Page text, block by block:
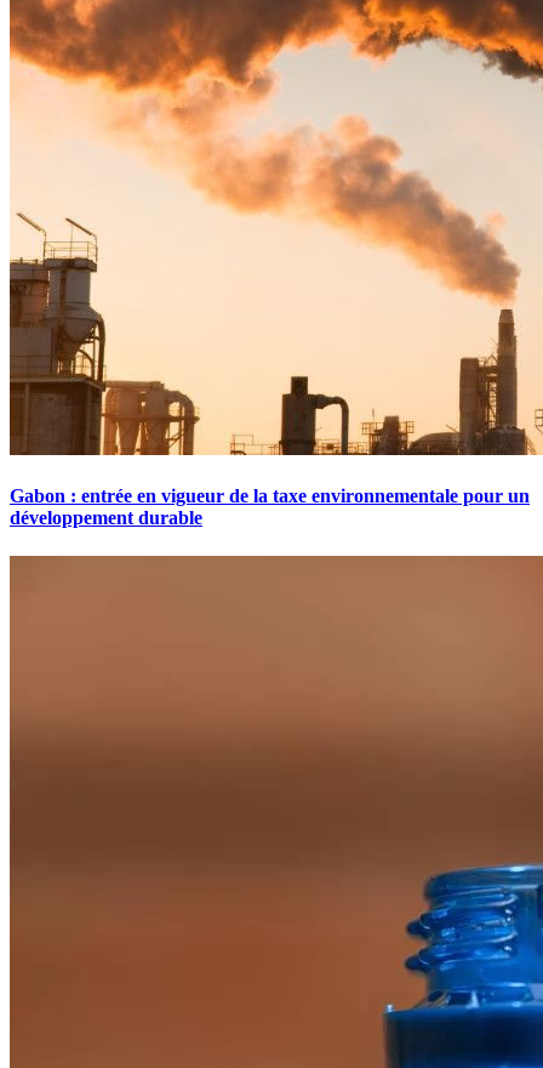
Gabon : entrée en vigueur de la taxe environnementale pour un
développement durable